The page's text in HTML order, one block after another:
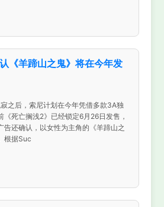
《羊蹄山之鬼》将在今年发
之后，索尼计划在今年凭借多款3A独
《死亡搁浅2》已经锁定6月26日发售，
告还确认，以女性为主角的《羊蹄山之
根据Suc